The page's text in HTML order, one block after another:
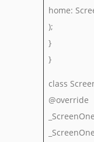
home:
);
}
}
class
@override